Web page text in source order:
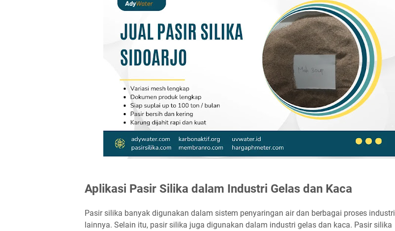
Aplikasi Pasir Silika dalam Industri Gelas dan Kaca
Pasir silika banyak digunakan dalam sistem penyaringan air dan berbagai proses industri
lainnya. Selain itu, pasir silika juga digunakan dalam industri gelas dan kaca. Pasir silika